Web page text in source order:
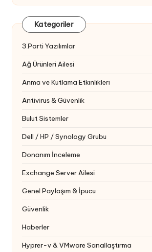
Kategoriler
3.Parti Yazılımlar
Ağ Ürünleri Ailesi
Anma ve Kutlama Etkinlikleri
Antivirus & Güvenlik
Bulut Sistemler
Dell / HP / Synology Grubu
Donanım İnceleme
Exchange Server Ailesi
Genel Paylaşım & İpucu
Güvenlik
Haberler
Hyprer-v & VMware Sanallaştırma